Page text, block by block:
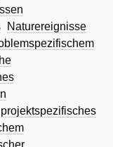
Naturereignisse
projektspezifisches